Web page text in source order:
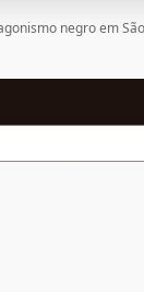
negro em